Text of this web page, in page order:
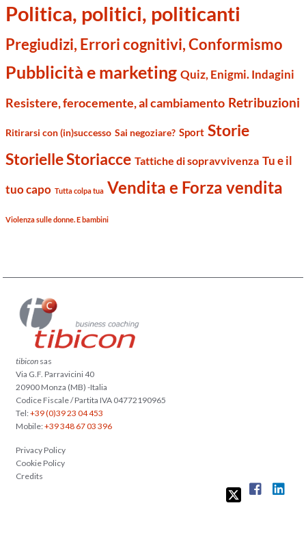
Politica, politici, politicanti
Pregiudizi, Errori cognitivi, Conformismo
Pubblicità e marketing Quiz, Enigmi. Indagini
Resistere, ferocemente, al cambiamento Retribuzioni
Ritirarsi con (in)successo Sai negoziare? Sport Storie
Storielle Storiacce Tattiche di sopravvivenza Tu e il
tuo capo Tutta colpa tua Vendita e Forza vendita
Violenza sulle donne. E bambini
tibicon sas
Via G.F. Parravicini 40
20900 Monza (MB) -Italia
Codice Fiscale / Partita IVA 04772190965
Tel:+39 (0)39 23 04 453
Mobile:+39 348 67 03 396
Privacy Policy
Cookie Policy
Credits